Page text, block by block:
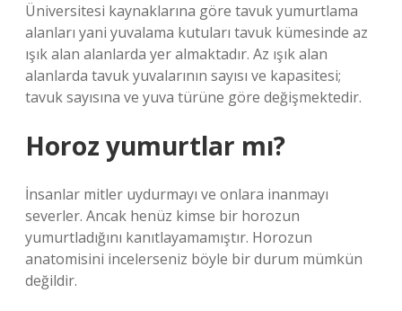
Üniversitesi kaynaklarına göre tavuk yumurtlama
alanları yani yuvalama kutuları tavuk kümesinde az
ışık alan alanlarda yer almaktadır. Az ışık alan
alanlarda tavuk yuvalarının sayısı ve kapasitesi;
tavuk sayısına ve yuva türüne göre değişmektedir.
Horoz yumurtlar mı?
İnsanlar mitler uydurmayı ve onlara inanmayı
severler. Ancak henüz kimse bir horozun
yumurtladığını kanıtlayamamıştır. Horozun
anatomisini incelerseniz böyle bir durum mümkün
değildir.